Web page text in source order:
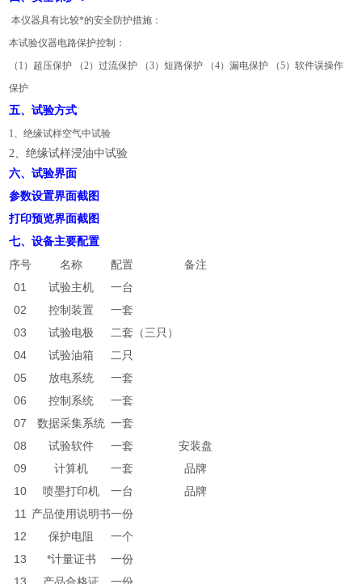
本仪器具有比较*的安全防护措施：
本试验仪器电路保护控制：
（1）超压保护 （2）过流保护 （3）短路保护 （4）漏电保护 （5）软件误操作
保护
五、试验方式
1、绝缘试样空气中试验
2、绝缘试样浸油中试验
六、试验界面
参数设置界面截图
打印预览界面截图
七、设备主要配置
序号 名称 配置
备注
01
试验主机
一台
02
控制装置
一套
03
试验电极
二套（三只）
04
试验油箱
二只
05
放电系统
一套
06
控制系统
一套
07
数据采集系统 一套
08
试验软件 一套
安装盘
09
计算机 一套
品牌
10
喷墨打印机 一台
品牌
11
产品使用说明书一份
12
保护电阻
一个
13
*计量证书
一份